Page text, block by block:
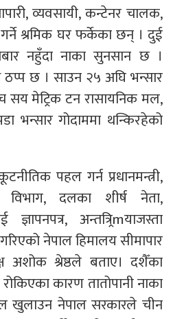
व्यवसायी, कन्टेनर चालक,
श्रमिक घर फर्केका छन् । दुई
नहुँदा नाका सुनसान छ ।
ठप्प छ । साउन २५ अघि भन्सार
सय मेट्रिक टन रासायनिक मल,
भन्सार गोदाममा थन्किरहेको
पहल गर्न प्रधानमन्त्री,
विभाग, दलका शीर्ष नेता,
अन्तत्र्रिmयाजस्ता
नेपाल हिमालय सीमापार
अशोक श्रेष्ठले बताए। दशैँका
कारण तातोपानी नाका
खुलाउन नेपाल सरकारले चीन